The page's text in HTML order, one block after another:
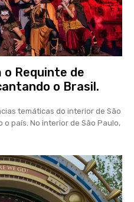
o Requinte de
o Brasil.
temáticas do interior de São
São Paulo,